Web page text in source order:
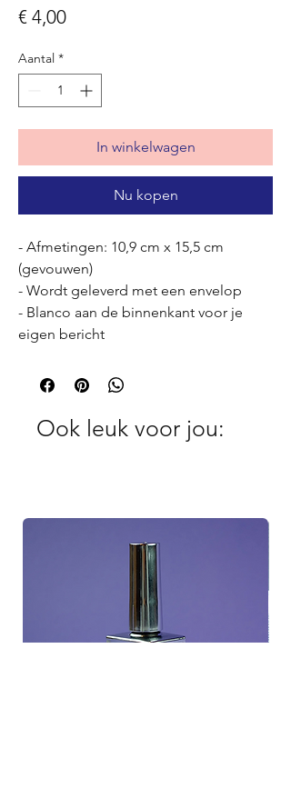
€ 4,00Prijs
Aantal *
In winkelwagen
Nu kopen
- Afmetingen: 10,9 cm x 15,5 cm
(gevouwen)
- Wordt geleverd met een envelop
- Blanco aan de binnenkant voor je
eigen bericht
Ook leuk voor jou: